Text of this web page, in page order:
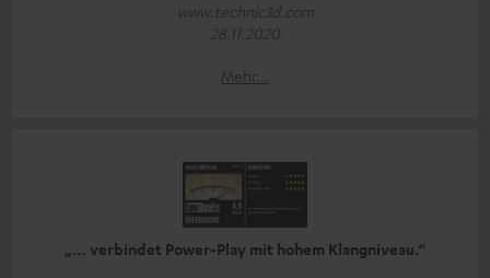
www.technic3d.com
28.11.2020
Mehr...
„… verbindet Power-Play mit hohem Klangniveau.“